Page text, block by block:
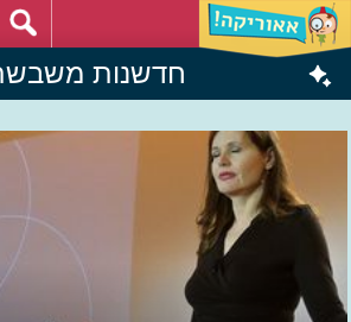
חדשנות